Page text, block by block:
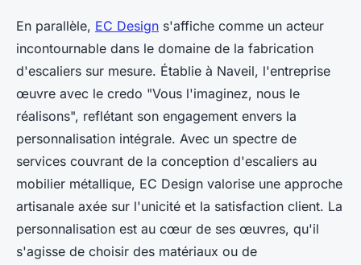
En parallèle, EC Design s'affiche comme un acteur
incontournable dans le domaine de la fabrication
d'escaliers sur mesure. Établie à Naveil, l'entreprise
œuvre avec le credo "Vous l'imaginez, nous le
réalisons", reflétant son engagement envers la
personnalisation intégrale. Avec un spectre de
services couvrant de la conception d'escaliers au
mobilier métallique, EC Design valorise une approche
artisanale axée sur l'unicité et la satisfaction client. La
personnalisation est au cœur de ses œuvres, qu'il
s'agisse de choisir des matériaux ou de